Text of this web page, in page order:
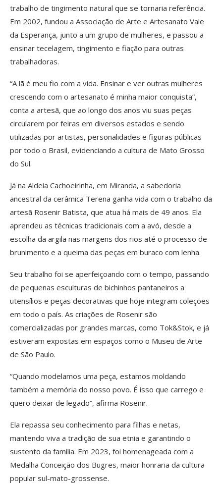
trabalho de tingimento natural que se tornaria referência.
Em 2002, fundou a Associação de Arte e Artesanato Vale
da Esperança, junto a um grupo de mulheres, e passou a
ensinar tecelagem, tingimento e fiação para outras
trabalhadoras.
“A lã é meu fio com a vida. Ensinar e ver outras mulheres
crescendo com o artesanato é minha maior conquista”,
conta a artesã, que ao longo dos anos viu suas peças
circularem por feiras em diversos estados e sendo
utilizadas por artistas, personalidades e figuras públicas
por todo o Brasil, evidenciando a cultura de Mato Grosso
do Sul.
Já na Aldeia Cachoeirinha, em Miranda, a sabedoria
ancestral da cerâmica Terena ganha vida com o trabalho da
artesã Rosenir Batista, que atua há mais de 49 anos. Ela
aprendeu as técnicas tradicionais com a avó, desde a
escolha da argila nas margens dos rios até o processo de
brunimento e a queima das peças em buraco com lenha.
Seu trabalho foi se aperfeiçoando com o tempo, passando
de pequenas esculturas de bichinhos pantaneiros a
utensílios e peças decorativas que hoje integram coleções
em todo o país. As criações de Rosenir são
comercializadas por grandes marcas, como Tok&Stok, e já
estiveram expostas em espaços como o Museu de Arte
de São Paulo.
“Quando modelamos uma peça, estamos moldando
também a memória do nosso povo. É isso que carrego e
quero deixar de legado”, afirma Rosenir.
Ela repassa seu conhecimento para filhas e netas,
mantendo viva a tradição de sua etnia e garantindo o
sustento da família. Em 2023, foi homenageada com a
Medalha Conceição dos Bugres, maior honraria da cultura
popular sul-mato-grossense.